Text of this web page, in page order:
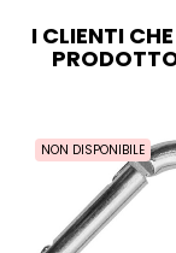
I CLIENTI
NON DISPONIBILE